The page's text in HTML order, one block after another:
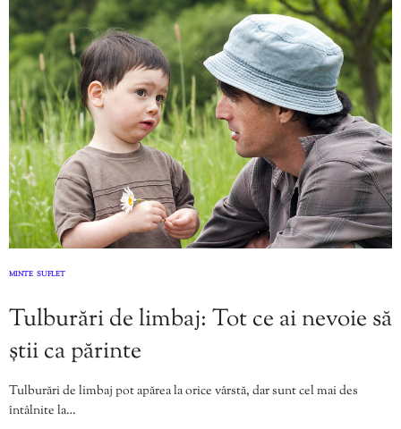
MINTE SUFLET
Tulburări de limbaj: Tot ce ai nevoie să
știi ca părinte
Tulburări de limbaj pot apărea la orice vârstă, dar sunt cel mai des
întâlnite la…